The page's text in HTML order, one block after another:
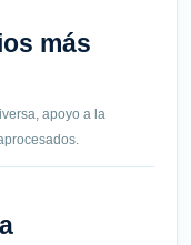
más
apoyo a la